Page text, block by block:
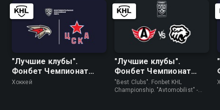
"Лучшие клубы".
Фонбет Чемпионат
КХЛ. "Авангард" - ЦСКА
Хоккей
"Лучшие клубы".
Фонбет Чемпионат
КХЛ. "Автомобилист" -
"Трактор"
"Best Clubs". Fonbet KHL
Championship. "Avtomobilist" -